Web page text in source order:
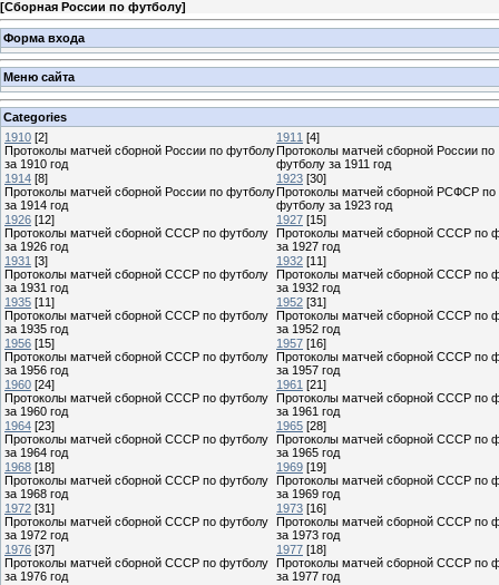
[Сборная России по футболу]
Форма входа
Меню сайта
Categories
1910 [2]
Протоколы матчей сборной России по футболу
за 1910 год
1911 [4]
Протоколы матчей сборной России по
футболу за 1911 год
1914 [8]
Протоколы матчей сборной России по футболу
за 1914 год
1923 [30]
Протоколы матчей сборной РСФСР по
футболу за 1923 год
1926 [12]
Протоколы матчей сборной СССР по футболу
за 1926 год
1927 [15]
Протоколы матчей сборной СССР по
за 1927 год
1931 [3]
Протоколы матчей сборной СССР по футболу
за 1931 год
1932 [11]
Протоколы матчей сборной СССР по
за 1932 год
1935 [11]
Протоколы матчей сборной СССР по футболу
за 1935 год
1952 [31]
Протоколы матчей сборной СССР по
за 1952 год
1956 [15]
Протоколы матчей сборной СССР по футболу
за 1956 год
1957 [16]
Протоколы матчей сборной СССР по
за 1957 год
1960 [24]
Протоколы матчей сборной СССР по футболу
за 1960 год
1961 [21]
Протоколы матчей сборной СССР по
за 1961 год
1964 [23]
Протоколы матчей сборной СССР по футболу
за 1964 год
1965 [28]
Протоколы матчей сборной СССР по
за 1965 год
1968 [18]
Протоколы матчей сборной СССР по футболу
за 1968 год
1969 [19]
Протоколы матчей сборной СССР по
за 1969 год
1972 [31]
Протоколы матчей сборной СССР по футболу
за 1972 год
1973 [16]
Протоколы матчей сборной СССР по
за 1973 год
1976 [37]
Протоколы матчей сборной СССР по футболу
за 1976 год
1977 [18]
Протоколы матчей сборной СССР по
за 1977 год